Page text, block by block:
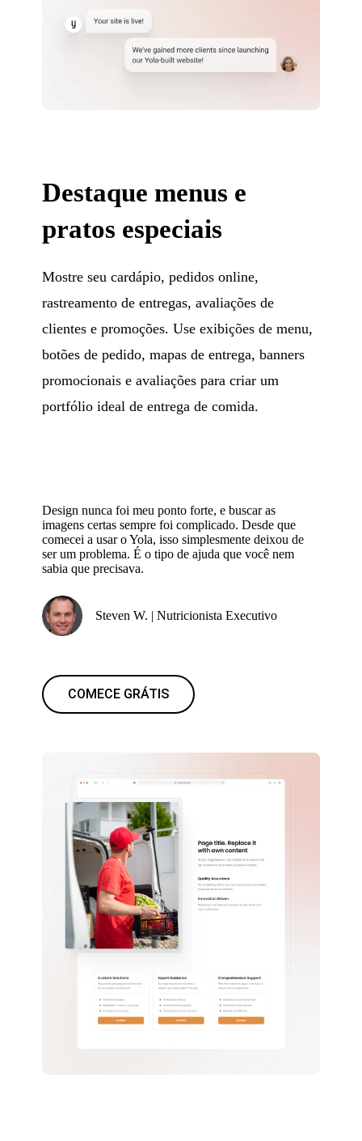
Destaque menus e
pratos especiais
Mostre seu cardápio, pedidos online,
rastreamento de entregas, avaliações de
clientes e promoções. Use exibições de menu,
botões de pedido, mapas de entrega, banners
promocionais e avaliações para criar um
portfólio ideal de entrega de comida.
Design nunca foi meu ponto forte, e buscar as
imagens certas sempre foi complicado. Desde que
comecei a usar o Yola, isso simplesmente deixou de
ser um problema. É o tipo de ajuda que você nem
sabia que precisava.
Steven W. | Nutricionista Executivo
COMECE GRÁTIS